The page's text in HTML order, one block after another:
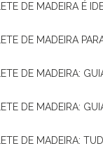
DE MADEIRA É
DE MADEIRA
DE MADEIRA:
DE MADEIRA:
DE MADEIRA: